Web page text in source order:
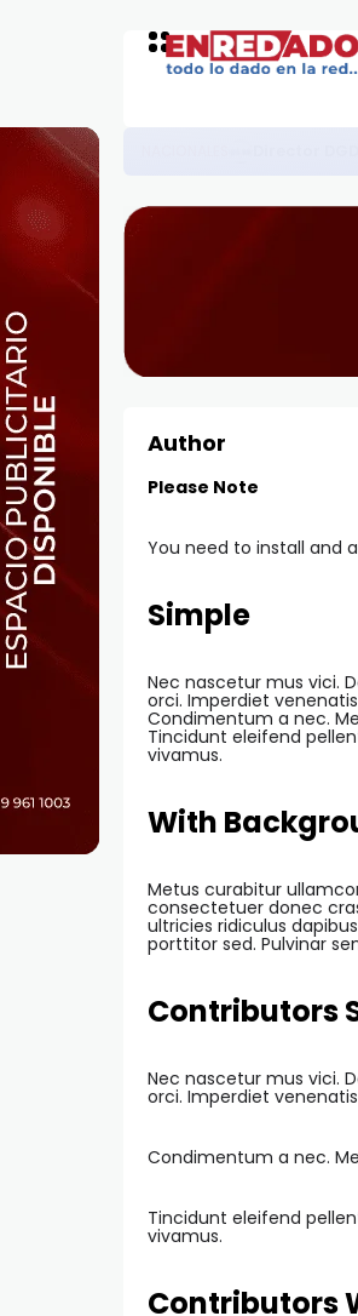
Author
Please Note
You need to install and
Simple
Nec nascetur mus vici.
orci. Imperdiet
Condimentum a nec.
Tincidunt eleifend
vivamus.
With
Metus curabitur
consectetuer donec
ultricies ridiculus
porttitor sed. Pulvinar
Contributors
Nec nascetur mus vici.
orci. Imperdiet
Condimentum a nec.
Tincidunt eleifend
vivamus.
Contributors